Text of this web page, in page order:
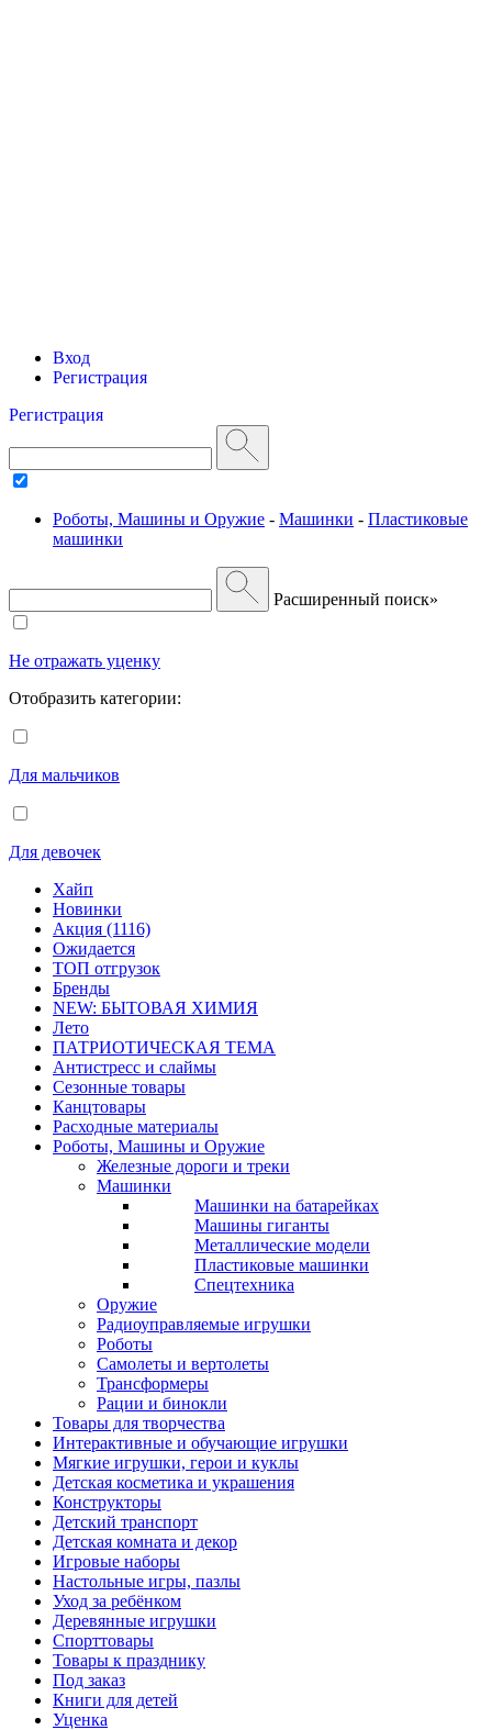
Вход
Регистрация
Регистрация
Роботы, Машины и Оружие - Машинки - Пластиковые
машинки
Расширенный поиск»
Не отражать уценку
Отобразить категории:
Для мальчиков
Для девочек
Хайп
Новинки
Акция (1116)
Ожидается
ТОП отгрузок
Бренды
NEW: БЫТОВАЯ ХИМИЯ
Лето
ПАТРИОТИЧЕСКАЯ ТЕМА
Антистресс и слаймы
Сезонные товары
Канцтовары
Расходные материалы
Роботы, Машины и Оружие
Железные дороги и треки
Машинки
Машинки на батарейках
Машины гиганты
Металлические модели
Пластиковые машинки
Спецтехника
Оружие
Радиоуправляемые игрушки
Роботы
Самолеты и вертолеты
Трансформеры
Рации и бинокли
Товары для творчества
Интерактивные и обучающие игрушки
Мягкие игрушки, герои и куклы
Детская косметика и украшения
Конструкторы
Детский транспорт
Детская комната и декор
Игровые наборы
Настольные игры, пазлы
Уход за ребёнком
Деревянные игрушки
Спорттовары
Товары к празднику
Под заказ
Книги для детей
Уценка